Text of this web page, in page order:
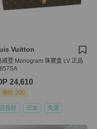
Vuitton
威登 Monogram 珠寶盒 LV 正品
24,610
現折 200
良好 日本 免運